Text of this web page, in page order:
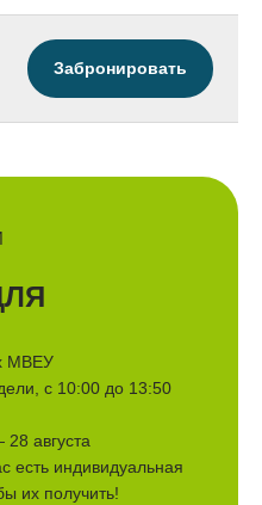
Забронировать
МВЕУ
с 10:00 до 13:50
августа
есть индивидуальная
их получить!